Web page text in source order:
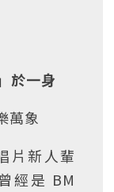
於一身
萬象
片新人輩
經是 BM